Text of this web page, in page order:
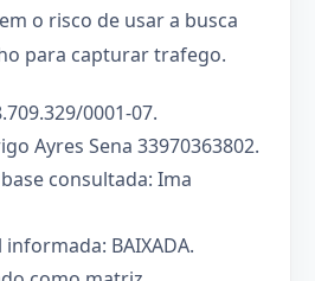
o risco de usar a busca
para capturar trafego.
0001-07.
Ayres Sena 33970363802.
consultada: Ima
BAIXADA.